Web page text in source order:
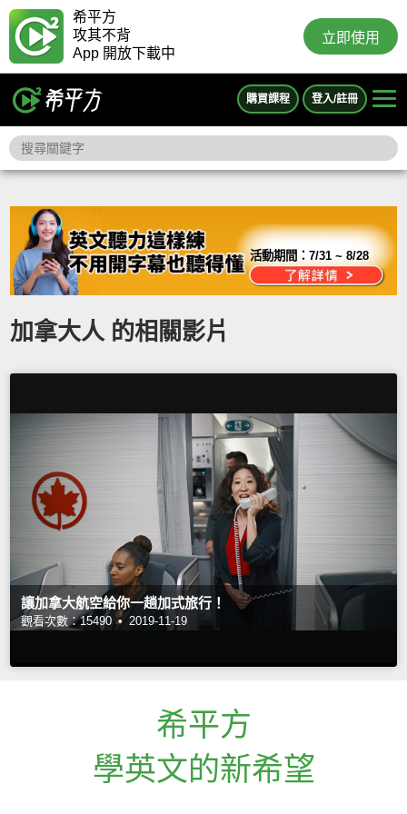
希平方
攻其不背
App 開放下載中
立即使用
購買課程 登入/註冊
活動期間：7/31 ~ 8/28
加拿大人 的相關影片
讓加拿大航空給你一趟加式旅行！
觀看次數：15490 • 2019-11-19
希平方
學英文的新希望